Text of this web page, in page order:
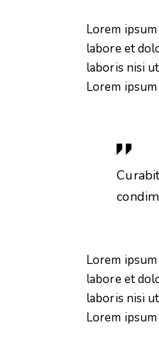
Lorem
labore et
laboris nisi
Lorem
Lorem
labore et
laboris nisi
Lorem